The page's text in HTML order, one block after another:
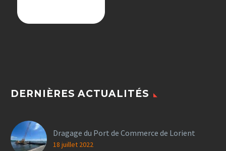
DERNIÈRES ACTUALITÉS
Dragage du Port de Commerce de Lorient
18 juillet 2022